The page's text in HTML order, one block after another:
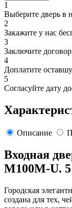
1
Выберите дверь в
2
Закажите у нас
3
Заключите
4
Доплатите
5
Согласуйте дату
Описание
Входная
M100M-U. 5
Городская
создана для тех,